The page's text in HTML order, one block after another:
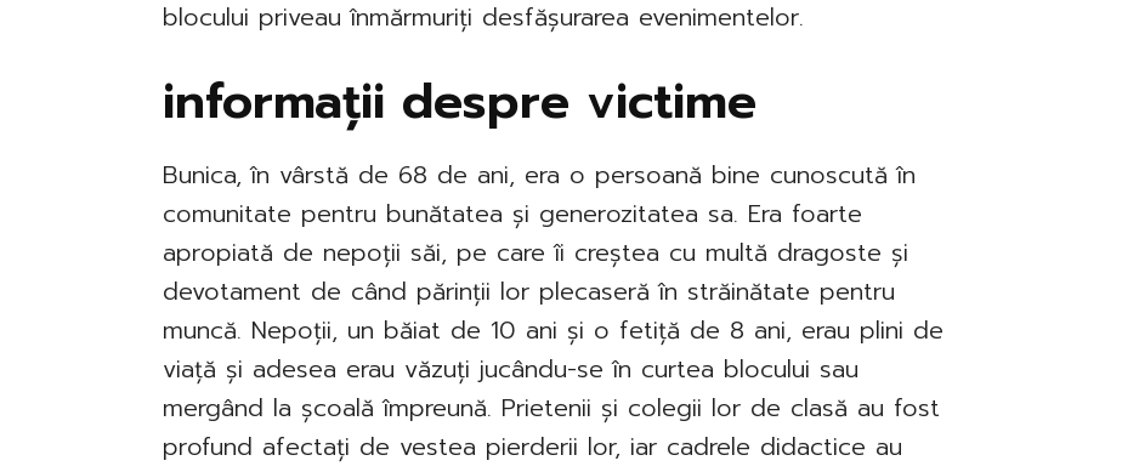
blocului priveau înmărmuriți desfășurarea evenimentelor.
informații despre victime
Bunica, în vârstă de 68 de ani, era o persoană bine cunoscută în
comunitate pentru bunătatea și generozitatea sa. Era foarte
apropiată de nepoții săi, pe care îi creștea cu multă dragoste și
devotament de când părinții lor plecaseră în străinătate pentru
muncă. Nepoții, un băiat de 10 ani și o fetiță de 8 ani, erau plini de
viață și adesea erau văzuți jucându-se în curtea blocului sau
mergând la școală împreună. Prietenii și colegii lor de clasă au fost
profund afectați de vestea pierderii lor, iar cadrele didactice au